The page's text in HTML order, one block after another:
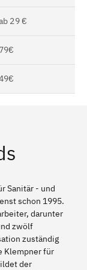
29 €
79€
Sanitär - und
schon 1995.
darunter
zwölf
zuständig
Klempner für
der